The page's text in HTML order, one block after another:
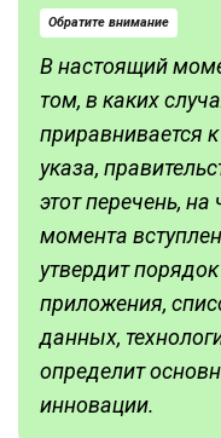
Обратите внимание
В настоящий
том, в каких
приравнивается
указа,
этот перечень,
момента
утвердит
приложения,
данных,
определит
инновации.